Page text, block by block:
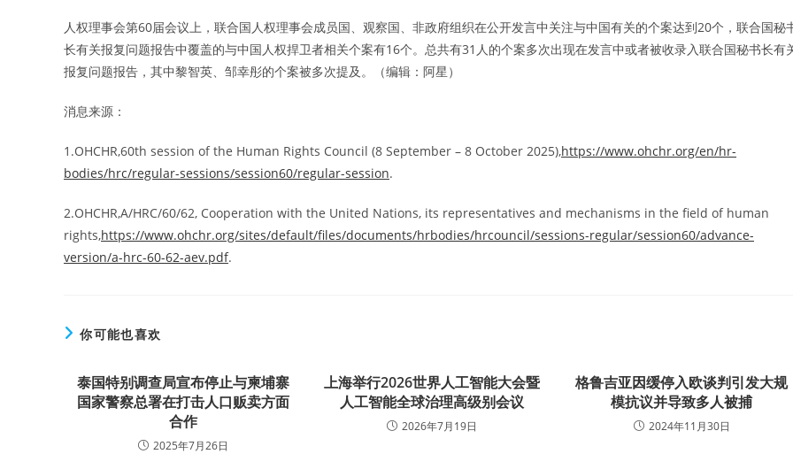
人权理事会第60届会议上，联合国人权理事会成员国、观察国、非政府组织在公开发言中关注与中国有关的个案达到20个，联合国秘
长有关报复问题报告中覆盖的与中国人权捍卫者相关个案有16个。总共有31人的个案多次出现在发言中或者被收录入联合国秘书长有
报复问题报告，其中黎智英、邹幸彤的个案被多次提及。（编辑：阿星）
消息来源：
1.OHCHR,60th session of the Human Rights Council (8 September – 8 October 2025),https://www.ohchr.org/en/hr-
bodies/hrc/regular-sessions/session60/regular-session.
2.OHCHR,A/HRC/60/62, Cooperation with the United Nations, its representatives and mechanisms in the field of human
rights,https://www.ohchr.org/sites/default/files/documents/hrbodies/hrcouncil/sessions-regular/session60/advance-
version/a-hrc-60-62-aev.pdf.
你可能也喜欢
泰国特别调查局宣布停止与柬埔寨
国家警察总署在打击人口贩卖方面
合作
2025年7月26日
上海举行2026世界人工智能大会暨
人工智能全球治理高级别会议
2026年7月19日
格鲁吉亚因缓停入欧谈判引发大规
模抗议并导致多人被捕
2024年11月30日